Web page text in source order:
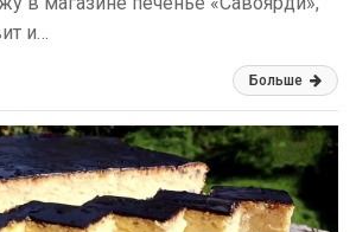
и…
Больше